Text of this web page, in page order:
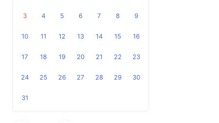
3 4 5 6 7 8 9
10 11 12 13 14 15 16
17 18 19 20 21 22 23
24 25 26 27 28 29 30
31